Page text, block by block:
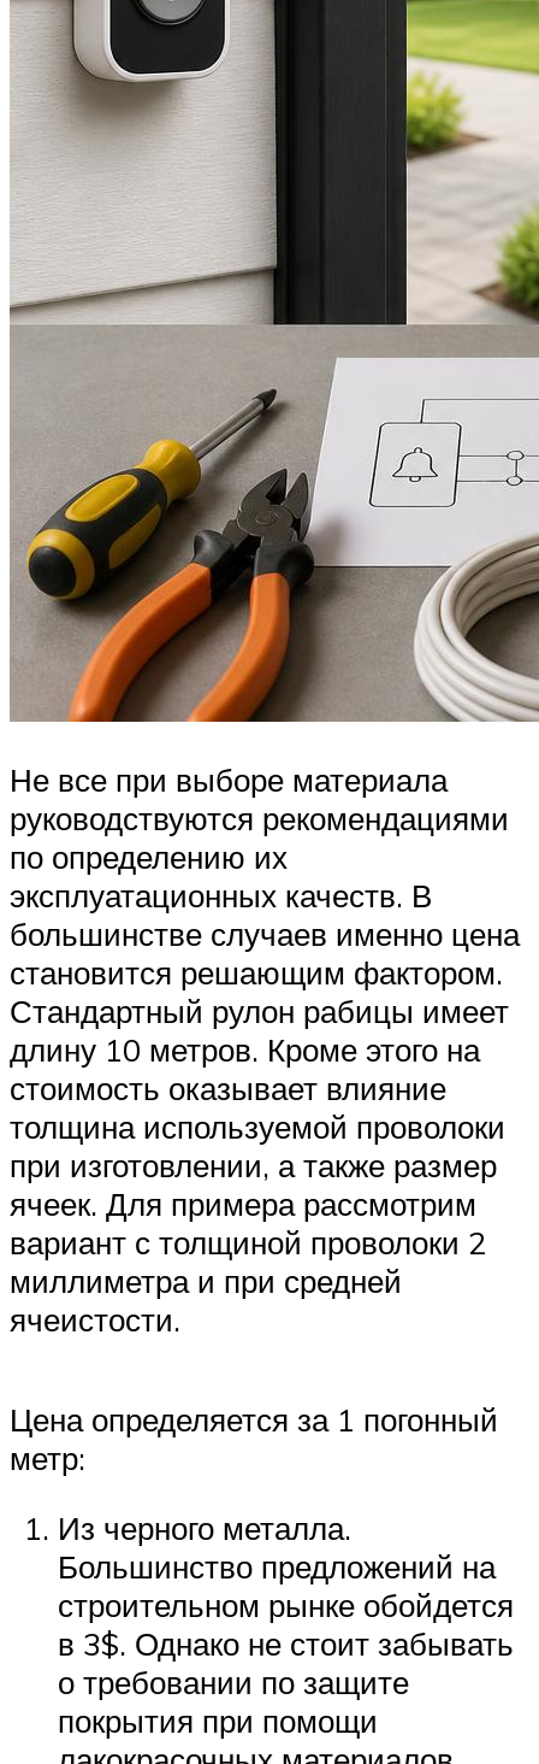
Не все при выборе материала
руководствуются рекомендациями
по определению их
эксплуатационных качеств. В
большинстве случаев именно цена
становится решающим фактором.
Стандартный рулон рабицы имеет
длину 10 метров. Кроме этого на
стоимость оказывает влияние
толщина используемой проволоки
при изготовлении, а также размер
ячеек. Для примера рассмотрим
вариант с толщиной проволоки 2
миллиметра и при средней
ячеистости.
Цена определяется за 1 погонный
метр:
Из черного металла.
Большинство предложений на
строительном рынке обойдется
в 3$. Однако не стоит забывать
о требовании по защите
покрытия при помощи